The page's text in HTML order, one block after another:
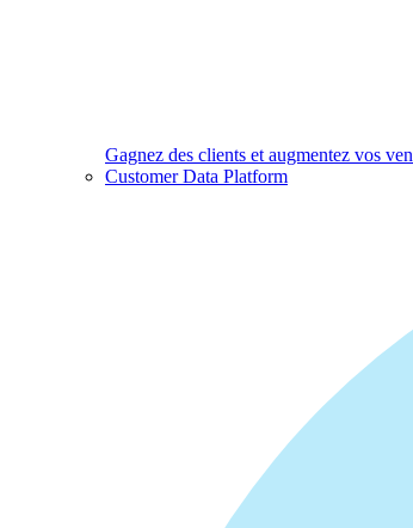
Gagnez des clients et augmentez vos
Customer Data Platform